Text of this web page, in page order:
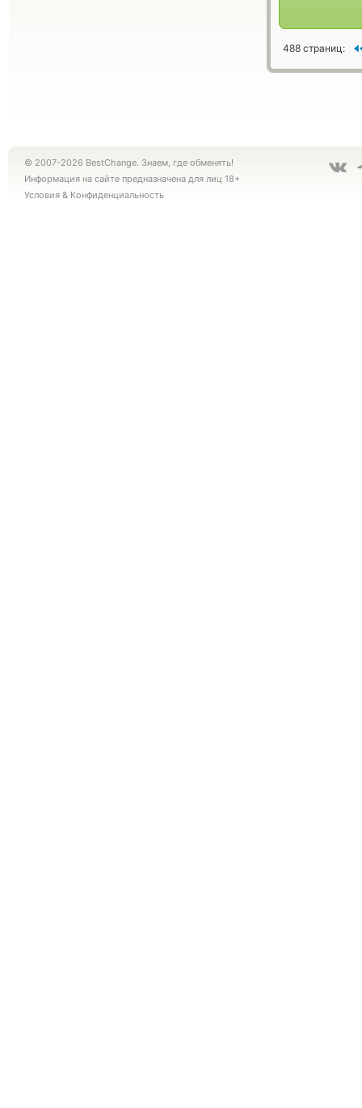
488 страниц:
© 2007-2026 BestChange. Знаем, где обменять!
Информация на сайте предназначена для лиц 18+
Условия & Конфиденциальность